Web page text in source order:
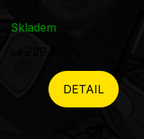
Skladem
DETAIL